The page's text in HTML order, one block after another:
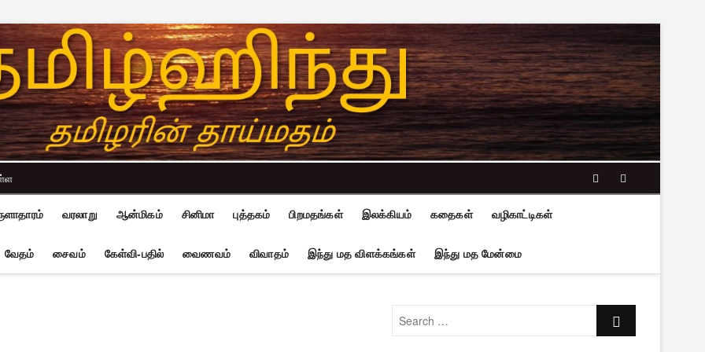
facebooktwitter
வரலாறு ஆன்மிகம் சினிமா புத்தகம் பிறமதங்கள் இலக்கியம் கதைகள் வழிகாட்டிகள்
வேதம் சைவம் கேள்வி-பதில் வைணவம் விவாதம் இந்து மத விளக்கங்கள் இந்து மத மேன்மை